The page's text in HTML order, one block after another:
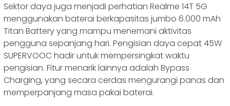
Sektor daya juga menjadi perhatian Realme 14T 5G
menggunakan baterai berkapasitas jumbo 6.000 mAh
Titan Battery yang mampu menemani aktivitas
pengguna sepanjang hari. Pengisian daya cepat 45W
SUPERVOOC hadir untuk mempersingkat waktu
pengisian. Fitur menarik lainnya adalah Bypass
Charging, yang secara cerdas mengurangi panas dan
memperpanjang masa pakai baterai.